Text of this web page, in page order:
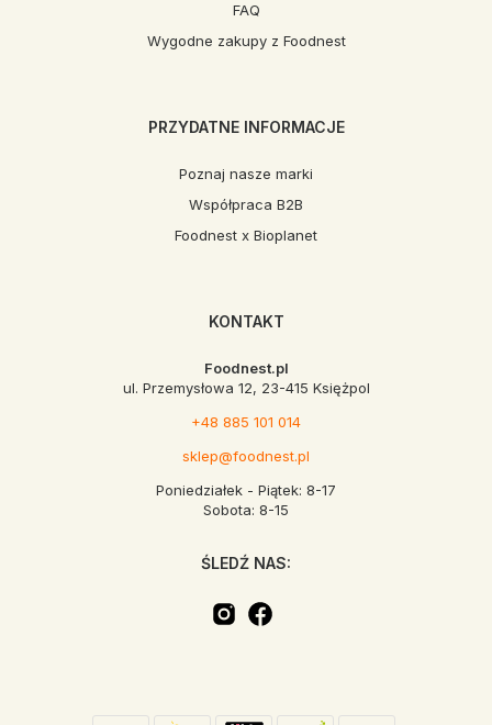
FAQ
Wygodne zakupy z Foodnest
PRZYDATNE INFORMACJE
Poznaj nasze marki
Współpraca B2B
Foodnest x Bioplanet
KONTAKT
Foodnest.pl
ul. Przemysłowa 12, 23-415 Księżpol
+48 885 101 014
sklep@foodnest.pl
Poniedziałek - Piątek: 8-17
Sobota: 8-15
ŚLEDŹ NAS: